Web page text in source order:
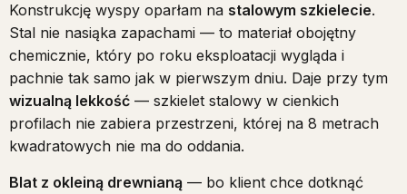
Konstrukcję wyspy oparłam na stalowym szkielecie.
Stal nie nasiąka zapachami — to materiał obojętny
chemicznie, który po roku eksploatacji wygląda i
pachnie tak samo jak w pierwszym dniu. Daje przy tym
wizualną lekkość — szkielet stalowy w cienkich
profilach nie zabiera przestrzeni, której na 8 metrach
kwadratowych nie ma do oddania.
Blat z okleiną drewnianą — bo klient chce dotknąć